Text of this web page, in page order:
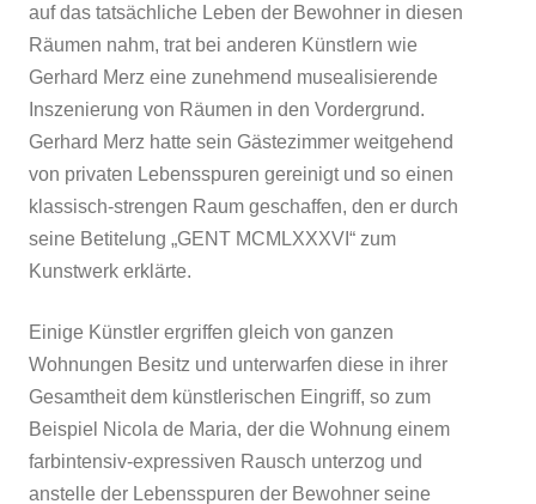
auf das tatsächliche Leben der Bewohner in diesen
Räumen nahm, trat bei anderen Künstlern wie
Gerhard Merz eine zunehmend musealisierende
Inszenierung von Räumen in den Vordergrund.
Gerhard Merz hatte sein Gästezimmer weitgehend
von privaten Lebensspuren gereinigt und so einen
klassisch-strengen Raum geschaffen, den er durch
seine Betitelung „GENT MCMLXXXVI“ zum
Kunstwerk erklärte.
Einige Künstler ergriffen gleich von ganzen
Wohnungen Besitz und unterwarfen diese in ihrer
Gesamtheit dem künstlerischen Eingriff, so zum
Beispiel Nicola de Maria, der die Wohnung einem
farbintensiv-expressiven Rausch unterzog und
anstelle der Lebensspuren der Bewohner seine